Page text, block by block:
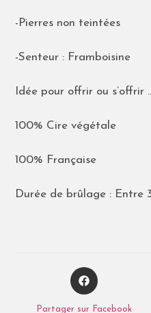
-Pierres non teintées
-Senteur : Framboisine
Idée pour offrir ou s’offrir
100% Cire végétale
100% Française
Durée de brûlage :
Partager sur Facebook